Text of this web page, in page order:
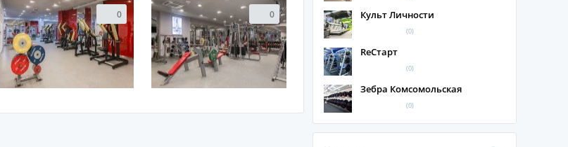
0 0 Культ Личности
(0)
ReСтарт
(0)
Зебра Комсомольская
(0)